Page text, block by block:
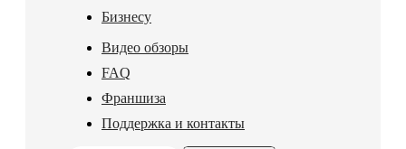
Бизнесу
Видео обзоры
FAQ
Франшиза
Поддержка и контакты